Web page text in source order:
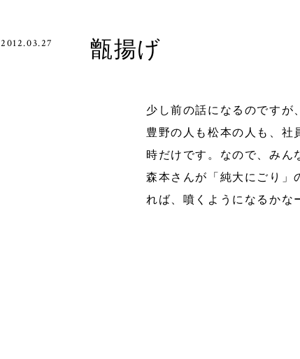
2012.03.27 甑揚げ
少し前の話になるのですが
豊野の人も松本の人も、
時だけです。なので、みん
森本さんが「純大にごり」
れば、噴くようになるか